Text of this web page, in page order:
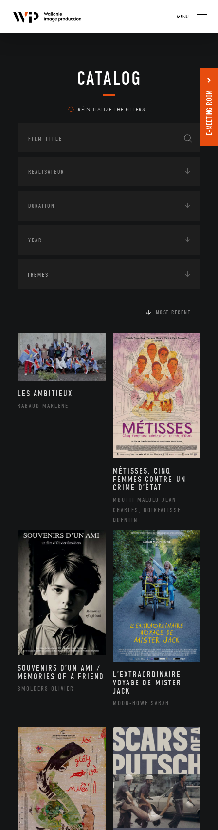
MENU
CATALOG
RÉINITIALIZE THE FILTERS
THEMES
MOST RECENT
LES AMBITIEUX
RABAUD MARLÈNE
MÉTISSES, CINQ
FEMMES CONTRE UN
CRIME D’ÉTAT
MBOTTI MALOLO JEAN-
CHARLES, NOIRFALISSE
QUENTIN
SOUVENIRS D’UN AMI /
MEMORIES OF A FRIEND
SMOLDERS OLIVIER
L’EXTRAORDINAIRE
VOYAGE DE MISTER
JACK
MOON-HOWE SARAH
E-MEETING ROOM